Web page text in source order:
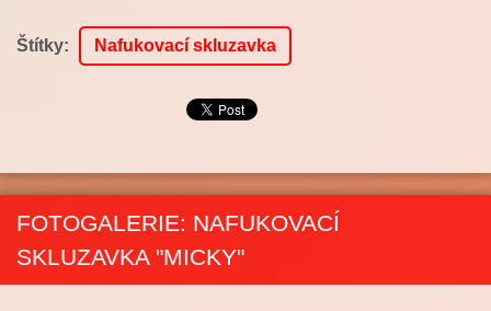
Štítky: Nafukovací skluzavka
FOTOGALERIE: NAFUKOVACÍ
SKLUZAVKA "MICKY"